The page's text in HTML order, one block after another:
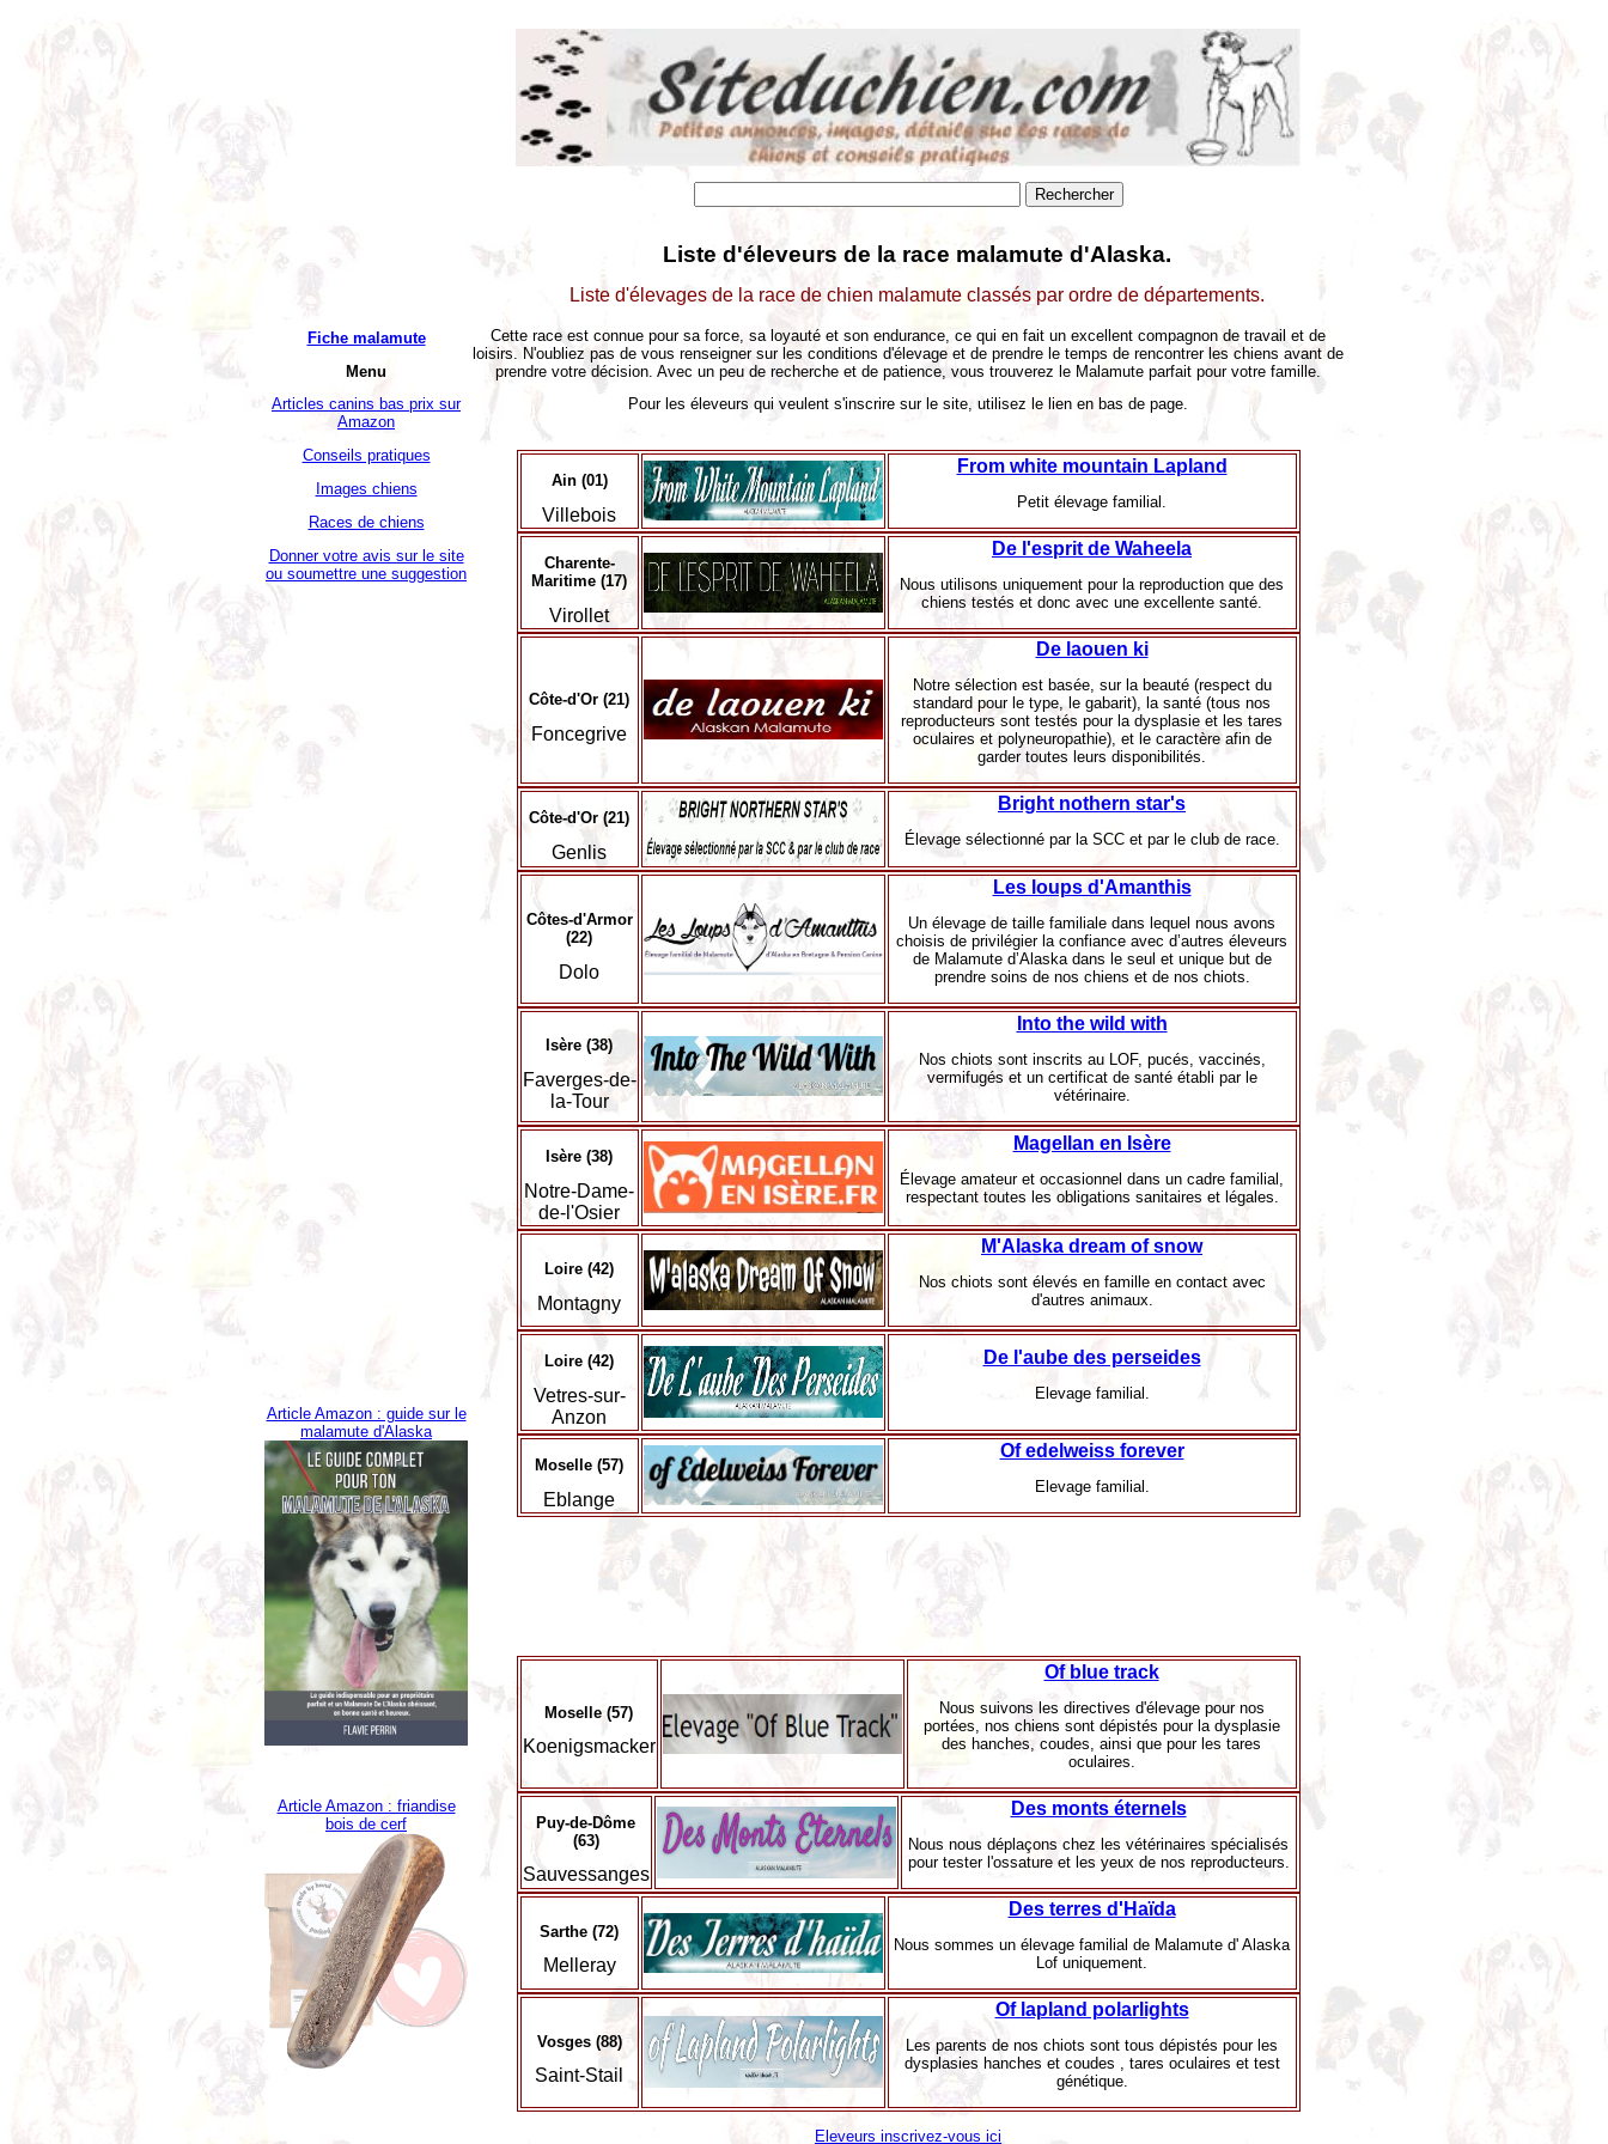
Fiche malamute
Menu
Articles canins bas prix sur
Amazon
Conseils pratiques
Images chiens
Races de chiens
Donner votre avis sur le site
ou soumettre une suggestion
Article Amazon : guide sur le
malamute d'Alaska
Article Amazon : friandise
bois de cerf
Liste d'éleveurs de la race malamute d'Alaska.
Liste d'élevages de la race de chien malamute classés par ordre de départements.
Cette race est connue pour sa force, sa loyauté et son endurance, ce qui en fait un excellent compagnon de travail et de
loisirs. N'oubliez pas de vous renseigner sur les conditions d'élevage et de prendre le temps de rencontrer les chiens avant de
prendre votre décision. Avec un peu de recherche et de patience, vous trouverez le Malamute parfait pour votre famille.
Pour les éleveurs qui veulent s'inscrire sur le site, utilisez le lien en bas de page.
Ain (01)
Villebois
From white mountain Lapland
Petit élevage familial.
Charente-
Maritime (17)
Virollet
De l'esprit de Waheela
Nous utilisons uniquement pour la reproduction que des
chiens testés et donc avec une excellente santé.
Côte-d'Or (21)
Foncegrive
De laouen ki
Notre sélection est basée, sur la beauté (respect du
standard pour le type, le gabarit), la santé (tous nos
reproducteurs sont testés pour la dysplasie et les tares
oculaires et polyneuropathie), et le caractère afin de
garder toutes leurs disponibilités.
Côte-d'Or (21)
Genlis
Bright nothern star's
Élevage sélectionné par la SCC et par le club de race.
Côtes-d'Armor
(22)
Dolo
Les loups d'Amanthis
Un élevage de taille familiale dans lequel nous avons
choisis de privilégier la confiance avec d’autres éleveurs
de Malamute d’Alaska dans le seul et unique but de
prendre soins de nos chiens et de nos chiots.
Isère (38)
Faverges-de-
la-Tour
Into the wild with
Nos chiots sont inscrits au LOF, pucés, vaccinés,
vermifugés et un certificat de santé établi par le
vétérinaire.
Isère (38)
Notre-Dame-
de-l'Osier
Magellan en Isère
Élevage amateur et occasionnel dans un cadre familial,
respectant toutes les obligations sanitaires et légales.
Loire (42)
Montagny
M'Alaska dream of snow
Nos chiots sont élevés en famille en contact avec
d'autres animaux.
Loire (42)
Vetres-sur-
Anzon
De l'aube des perseides
Elevage familial.
Moselle (57)
Eblange
Of edelweiss forever
Elevage familial.
Moselle (57)
Koenigsmacker
Of blue track
Nous suivons les directives d'élevage pour nos
portées, nos chiens sont dépistés pour la dysplasie
des hanches, coudes, ainsi que pour les tares
oculaires.
Puy-de-Dôme
(63)
Sauvessanges
Des monts éternels
Nous nous déplaçons chez les vétérinaires spécialisés
pour tester l'ossature et les yeux de nos reproducteurs.
Sarthe (72)
Melleray
Des terres d'Haïda
Nous sommes un élevage familial de Malamute d' Alaska
Lof uniquement.
Vosges (88)
Saint-Stail
Of lapland polarlights
Les parents de nos chiots sont tous dépistés pour les
dysplasies hanches et coudes , tares oculaires et test
génétique.
Eleveurs inscrivez-vous ici